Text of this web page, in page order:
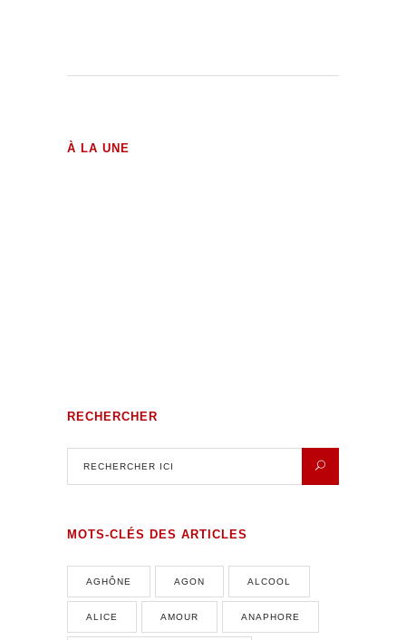
À LA UNE
RECHERCHER
MOTS-CLÉS DES ARTICLES
AGHÔNE AGON ALCOOL
ALICE AMOUR ANAPHORE